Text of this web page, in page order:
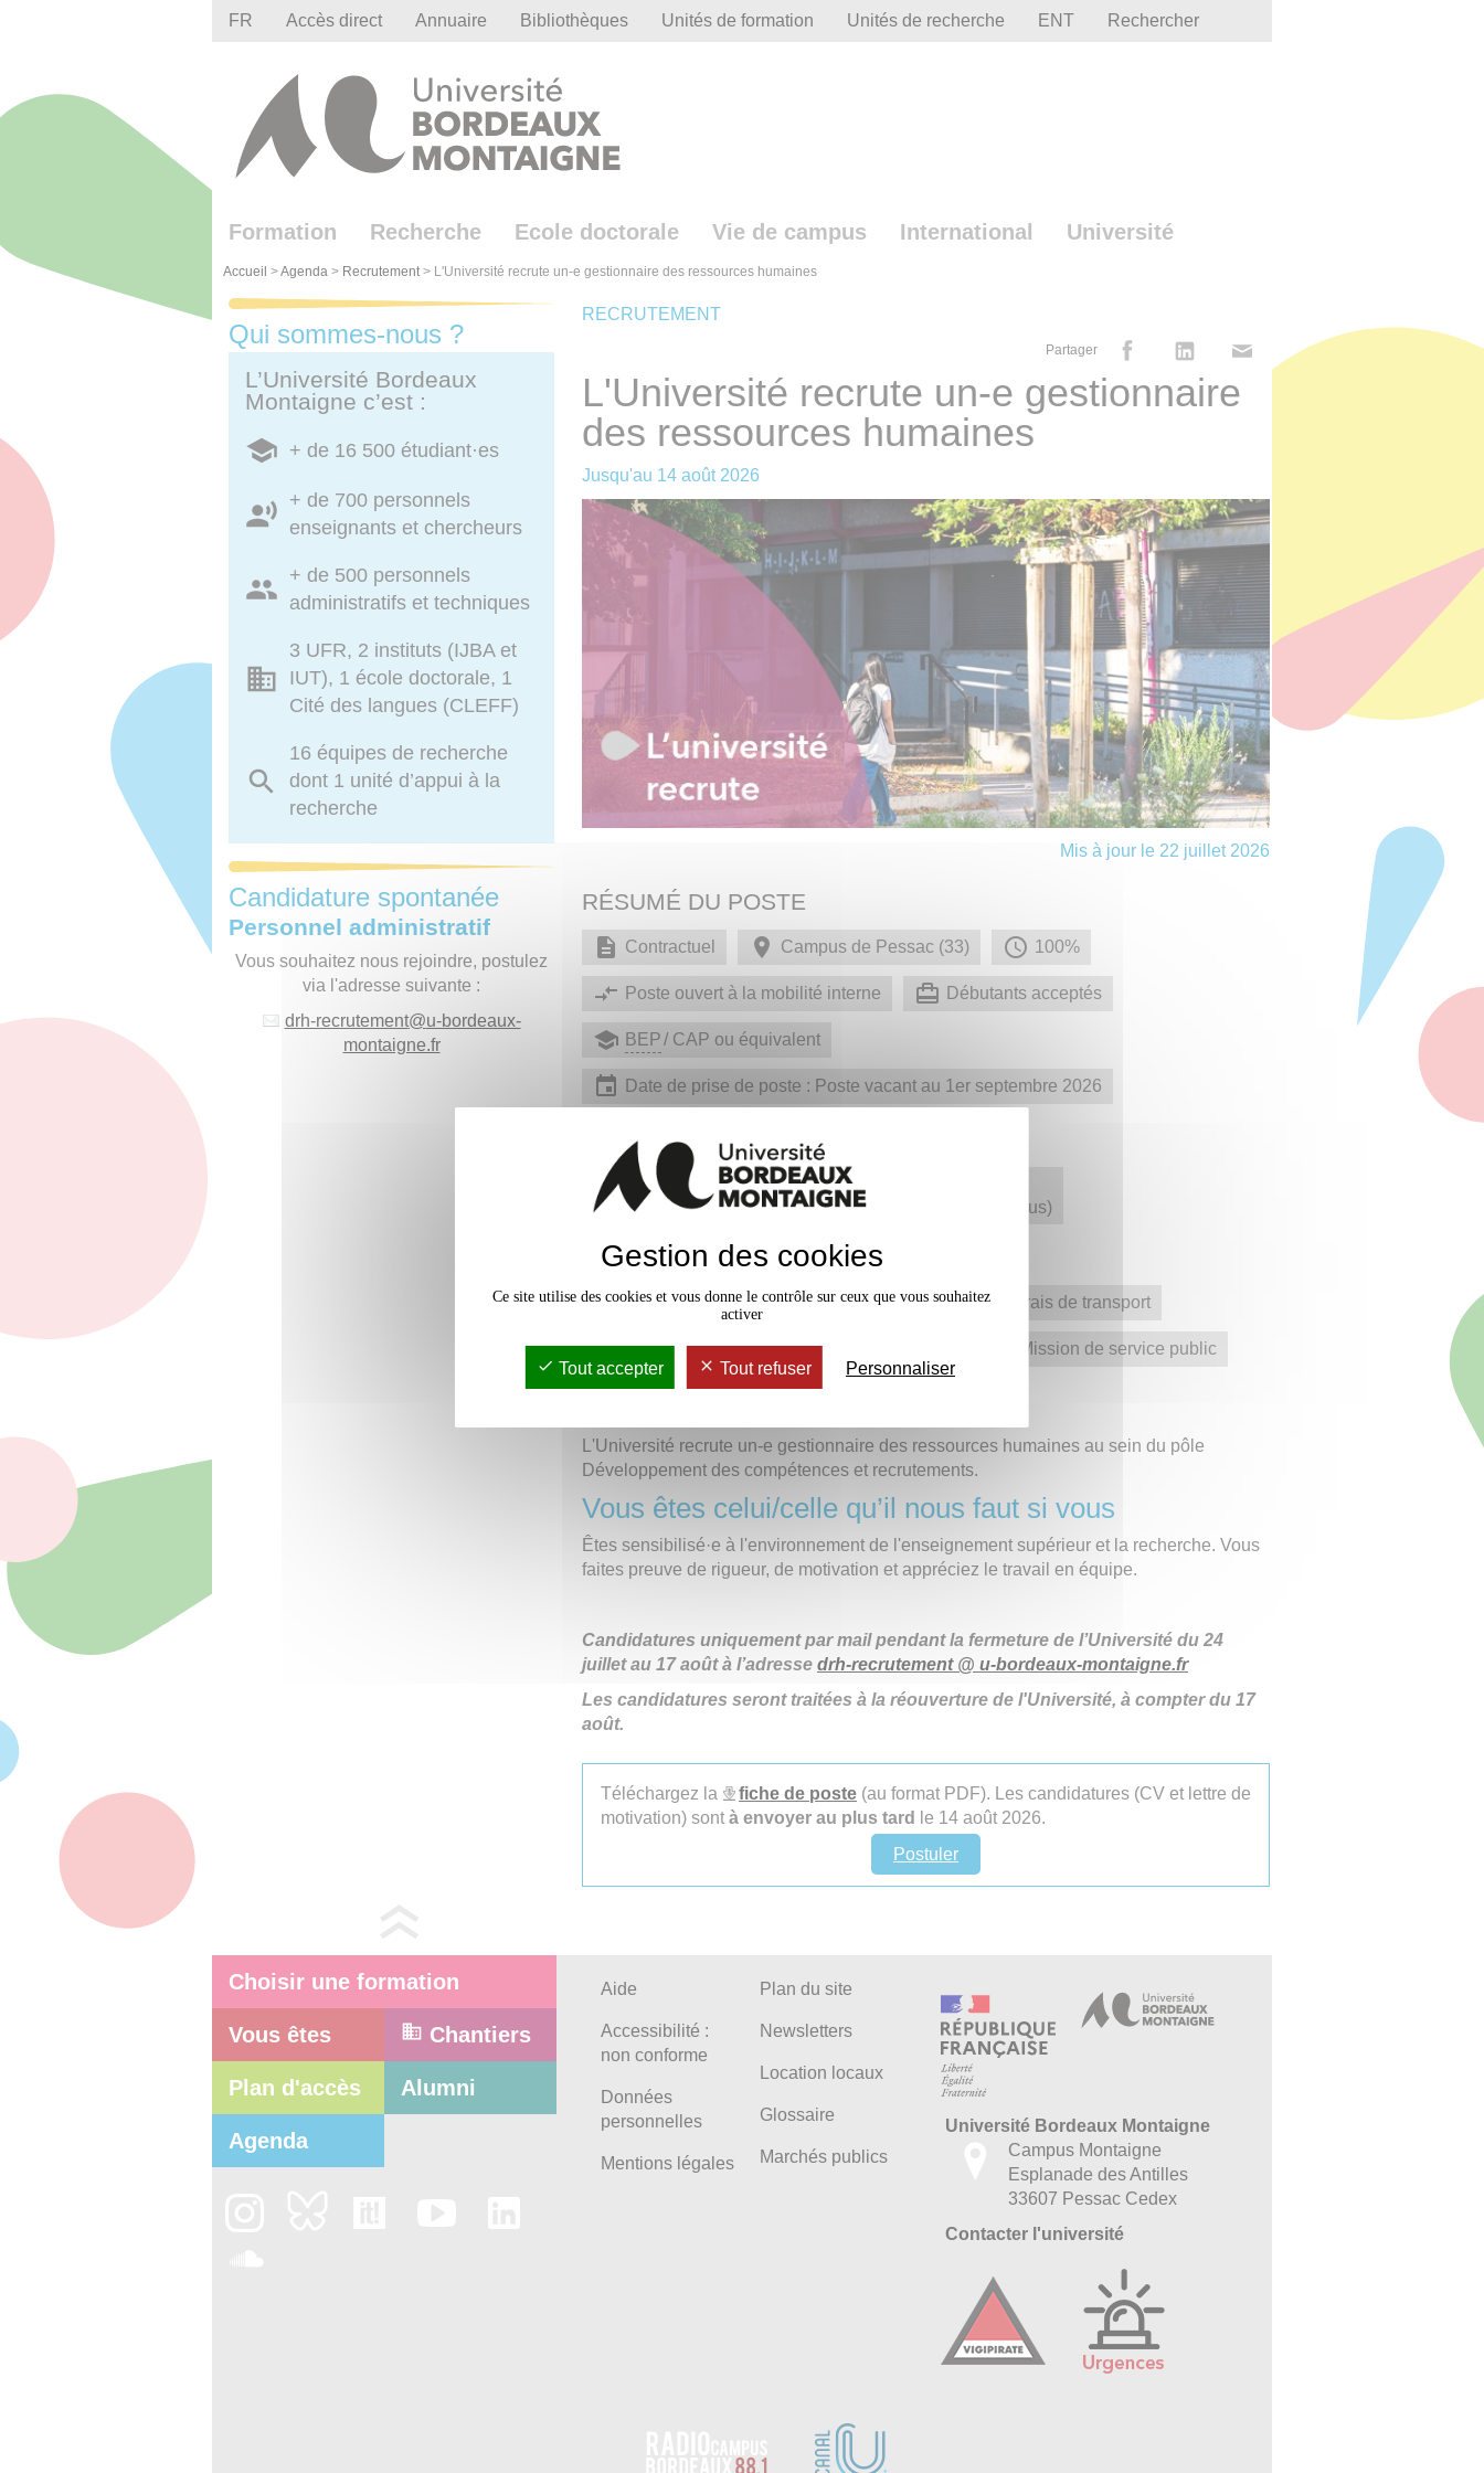
FR Accès direct Annuaire Bibliothèques Unités de formation Unités de recherche ENT Rechercher
Formation Recherche Ecole doctorale Vie de campus International Université
Accueil >Agenda > Recrutement> L'Université recrute un-e gestionnaire des ressources humaines
RECRUTEMENT
Partager
L'Université recrute un-e gestionnaire
des ressources humaines
Jusqu'au 14 août 2026
Mis à jour le 22 juillet 2026
RÉSUMÉ DU POSTE
Contractuel Campus de Pessac (33) 100%
Poste ouvert à la mobilité interne Débutants acceptés
BEP/ CAP ou équivalent
Date de prise de poste : Poste vacant au 1er septembre 2026
Rémunération :
Contractuel : 1 920€ brut/mensuel (indemnitaire inclus)
LES PLUS +
Télétravail : Occasionnel Participation aux frais de transport
Accès aux activités culturelles et sportives Mission de service public
L'Université recrute un-e gestionnaire des ressources humaines au sein du pôle
Développement des compétences et recrutements.
Vous êtes celui/celle qu’il nous faut si vous
Êtes sensibilisé·e à l'environnement de l'enseignement supérieur et la recherche. Vous
faites preuve de rigueur, de motivation et appréciez le travail en équipe.
Candidatures uniquement par mail pendant la fermeture de l’Université du 24
juillet au 17 août à l’adresse drh-recrutement @ u-bordeaux-montaigne.fr
Les candidatures seront traitées à la réouverture de l'Université, à compter du 17
août.
Téléchargez la fiche de poste(au format PDF). Les candidatures (CV et lettre de
motivation) sont à envoyer au plus tard
le 14 août 2026.
Postuler
Qui sommes-nous ?
L’Université Bordeaux
Montaigne c’est :
+ de 16 500 étudiant·es
+ de 700 personnels
enseignants et chercheurs
+ de 500 personnels
administratifs et techniques
3 UFR, 2 instituts (IJBA et
IUT), 1 école doctorale, 1
Cité des langues (CLEFF)
16 équipes de recherche
dont 1 unité d’appui à la
recherche
Candidature spontanée
Personnel administratif
Vous souhaitez nous rejoindre, postulez
via l'adresse suivante :
drh-recrutement@u-bordeaux-
montaigne.fr
Choisir une formation
Vous êtes Chantiers
Plan d'accès Alumni
Agenda
Aide
Accessibilité :
non conforme
Données
personnelles
Mentions légales
Plan du site
Newsletters
Location locaux
Glossaire
Marchés publics
Université Bordeaux Montaigne
Campus Montaigne
Esplanade des Antilles
33607 Pessac Cedex
Contacter l'université
Gestion des cookies
Ce site utilise des cookies et vous donne le contrôle sur ceux que vous souhaitez
activer
Tout accepter Tout refuser Personnaliser